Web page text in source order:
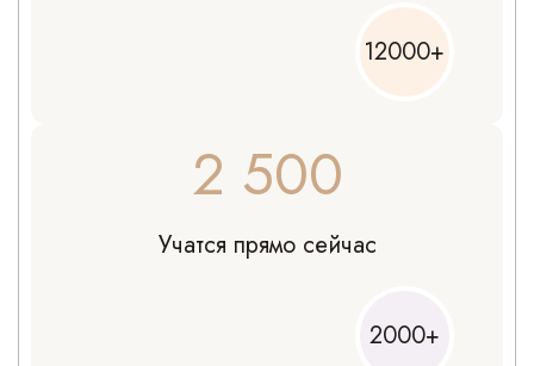
12000+
2 500
Учатся прямо сейчас
2000+